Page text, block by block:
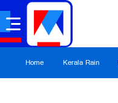
Home Kerala Rain